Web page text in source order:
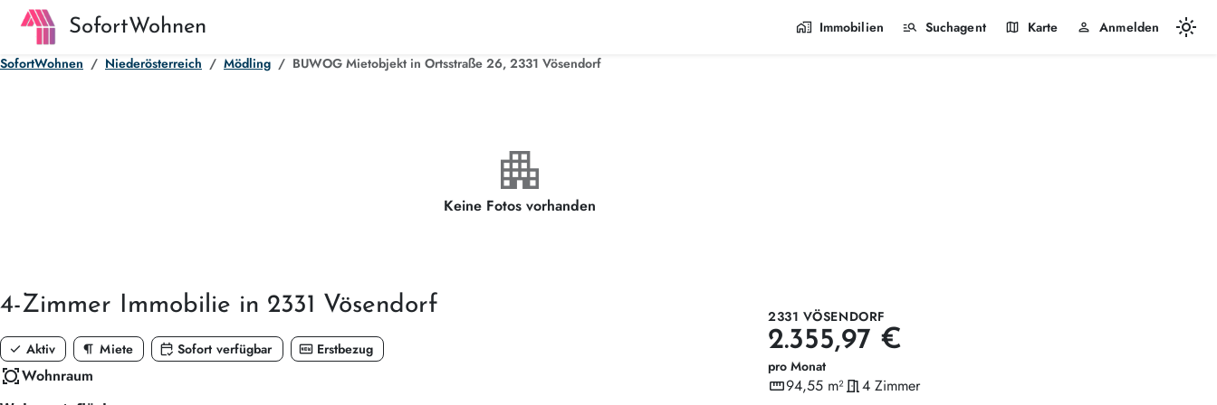
SofortWohnen home_work Immobilien manage_search Suchagent map Karte person Anmelden light_mode
SofortWohnen Niederösterreich Mödling BUWOG Mietobjekt in Ortsstraße 26, 2331 Vösendorf
apartment
Keine Fotos vorhanden
4-Zimmer Immobilie in 2331 Vösendorf
check Aktiv format_paragraph Miete calendar_check Sofort verfügbar fiber_new Erstbezug
all_outWohnraum
2331 VÖSENDORF
2.355,97 €
pro Monat
straighten
Wohnfläche
94,55 m²meeting_room
Zimmer
4 Zimmer